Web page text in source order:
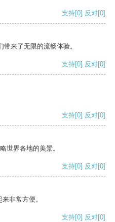
支持[0] 反对[0]
来了无限的流畅体验。
支持[0] 反对[0]
支持[0] 反对[0]
世界各地的美景。
支持[0] 反对[0]
非常方便。
支持[0] 反对[0]